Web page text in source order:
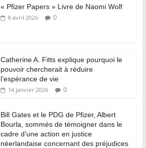
« Pfizer Papers » Livre de Naomi Wolf
8 avril 2026 0
Catherine A. Fitts explique pourquoi le
pouvoir chercherait à réduire
l’espérance de vie
14 janvier 2026 0
Bill Gates et le PDG de Pfizer, Albert
Bourla, sommés de témoigner dans le
cadre d’une action en justice
néerlandaise concernant des préjudices